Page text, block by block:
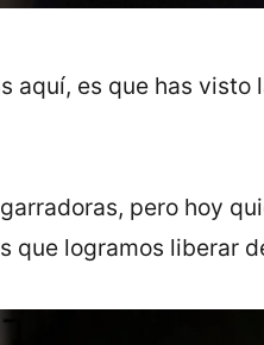
aquí, es que has
pero hoy
que logramos liberar